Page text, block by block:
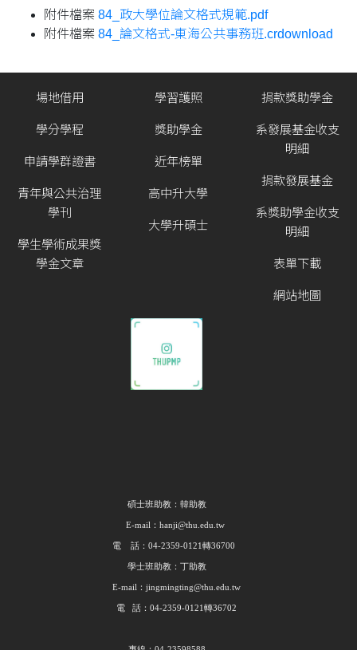
附件檔案 84_政大學位論文格式規範.pdf
附件檔案 84_論文格式-東海公共事務班.crdownload
場地借用
學分學程
申請學群證書
青年與公共治理
學刊
學生學術成果獎
學金文章
學習護照
獎助學金
近年榜單
高中升大學
大學升碩士
捐款獎助學金
系發展基金收支
明細
捐款發展基金
系獎助學金收支
明細
表單下載
網站地圖
碩士班助教：韓助教
E-mail：hanji@thu.edu.tw
電 話：04-2359-0121轉36700
學士班助教：丁助教
E-mail：jingmingting@thu.edu.tw
電 話：04-2359-0121轉36702